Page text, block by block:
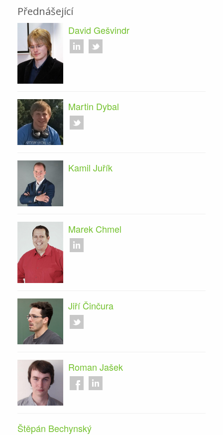
Přednášející
David Gešvindr
Martin Dybal
Kamil Juřík
Marek Chmel
Jiří Činčura
Roman Jašek
Štěpán Bechynský